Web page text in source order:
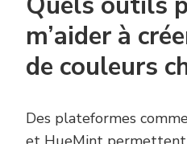
m’aider à
de couleurs
Des plateformes